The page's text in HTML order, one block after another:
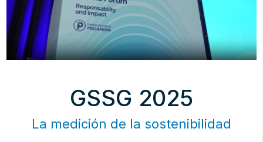
GSSG 2025
La medición de la sostenibilidad